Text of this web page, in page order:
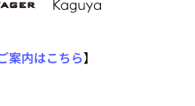
案内はこちら】